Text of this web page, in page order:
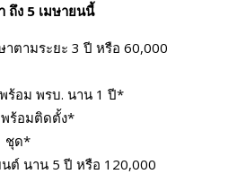
ถึง 5 เมษายนนี้
ตามระยะ 3 ปี หรือ 60,000
ร้อม พรบ. นาน 1 ปี*
พร้อมติดตั้ง*
ชุด*
ต์ นาน 5 ปี หรือ 120,000